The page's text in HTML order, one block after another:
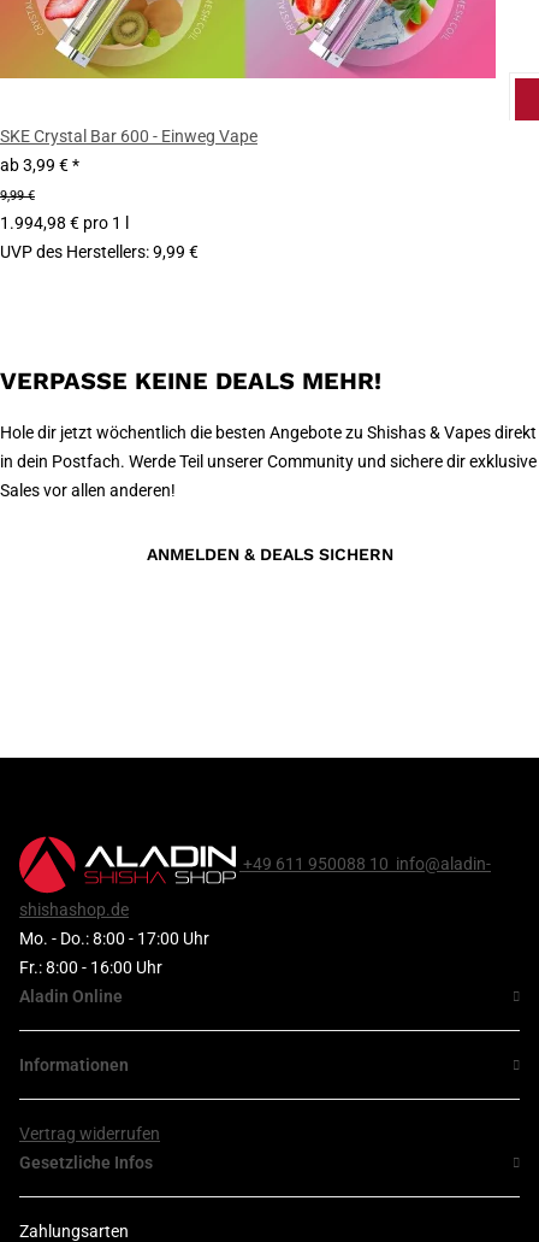
SKE Crystal Bar 600 - Einweg Vape
ab3,99 €*
9,99 €
1.994,98 € pro 1 l
UVP des Herstellers:9,99 €
VERPASSE KEINE DEALS MEHR!
Hole dir jetzt wöchentlich die besten Angebote zu Shishas & Vapes direkt
in dein Postfach. Werde Teil unserer Community und sichere dir exklusive
Sales vor allen anderen!
ANMELDEN & DEALS SICHERN
+49 611 950088 10 info@aladin-
shishashop.de
Mo. - Do.: 8:00 - 17:00 Uhr
Fr.: 8:00 - 16:00 Uhr
Aladin Online
Informationen
Vertrag widerrufen
Gesetzliche Infos
Zahlungsarten